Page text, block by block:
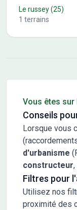
Le russey(25)
1 terrains
Vous êtes sur
Conseils
Lorsque vous
d'urbanisme
constructeur
Filtres pour
Utilisez nos
proximité des